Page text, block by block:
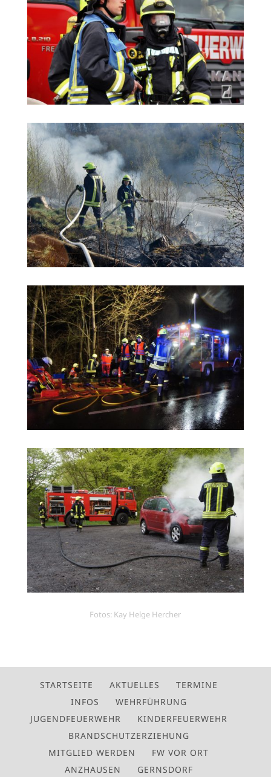
Fotos: Kay Helge Hercher
STARTSEITE AKTUELLES
TERMINE
INFOS
WEHRFÜHRUNG
JUGENDFEUERWEHR
KINDERFEUERWEHR
BRANDSCHUTZERZIEHUNG
MITGLIED WERDEN
FW VOR ORT
ANZHAUSEN
GERNSDORF